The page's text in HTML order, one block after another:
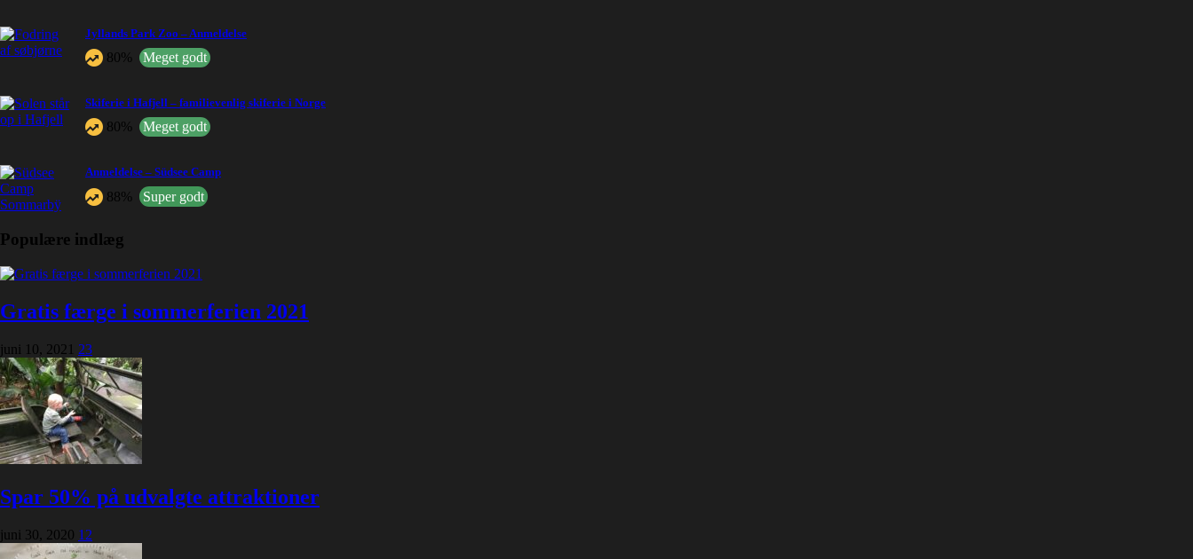
Jyllands Park Zoo – Anmeldelse
80% Meget godt
Skiferie i Hafjell – familievenlig skiferie i Norge
80% Meget godt
Anmeldelse – Südsee Camp
88% Super godt
Populære indlæg
Gratis færge i sommerferien 2021
juni 10, 2021 23
Spar 50% på udvalgte attraktioner
juni 30, 2020 12